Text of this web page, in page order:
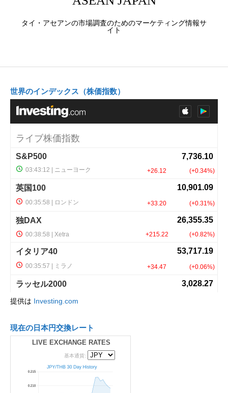
タイ・アセアンの市場調査のためのマーケティング情報サ
イト
世界のインデックス（株価指数）
提供は Investing.com
現在の日本円交換レート
LIVE EXCHANGE RATES